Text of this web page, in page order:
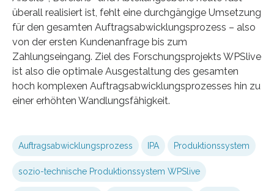
überall realisiert ist, fehlt eine durchgängige Umsetzung
für den gesamten Auftragsabwicklungsprozess – also
von der ersten Kundenanfrage bis zum
Zahlungseingang. Ziel des Forschungsprojekts WPSlive
ist also die optimale Ausgestaltung des gesamten
hoch komplexen Auftragsabwicklungsprozesses hin zu
einer erhöhten Wandlungsfähigkeit.
Auftragsabwicklungsprozess IPA Produktionssystem
sozio-technische Produktionssystem WPSlive